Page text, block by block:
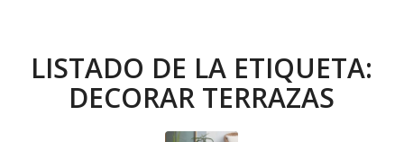
LISTADO DE LA ETIQUETA:
DECORAR TERRAZAS